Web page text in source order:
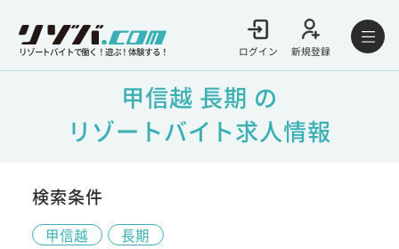
リゾートバイトで働く！遊ぶ！体験する！ ログイン 新規登録
甲信越 長期 の
リゾートバイト求人情報
検索条件
甲信越 長期